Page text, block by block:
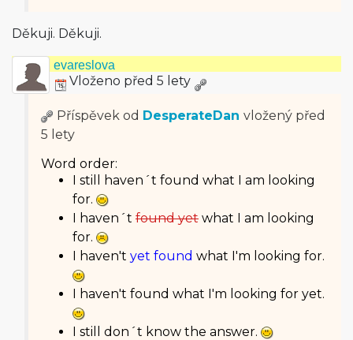
Děkuji. Děkuji.
evareslova
Vloženo před 5 lety
Příspěvek od DesperateDan vložený před
5 lety
Word order:
I still haven´t found what I am looking
for.
I haven´t found yet what I am looking
for.
I haven't yet found what I'm looking for.
I haven't found what I'm looking for yet.
I still don´t know the answer.